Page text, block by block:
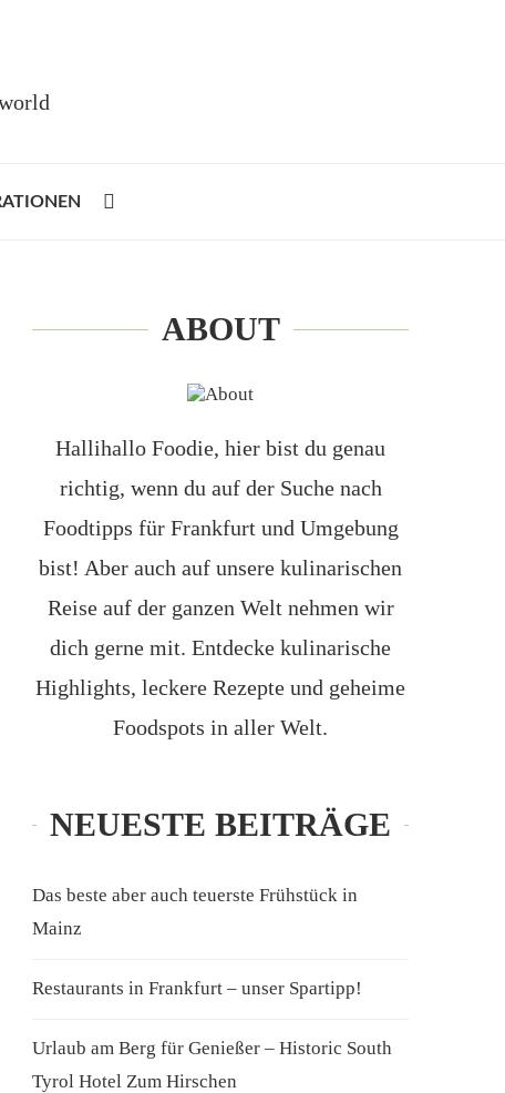
ABOUT
Hallihallo Foodie, hier bist du genau
richtig, wenn du auf der Suche nach
Foodtipps für Frankfurt und Umgebung
bist! Aber auch auf unsere kulinarischen
Reise auf der ganzen Welt nehmen wir
dich gerne mit. Entdecke kulinarische
Highlights, leckere Rezepte und geheime
Foodspots in aller Welt.
NEUESTE BEITRÄGE
Das beste aber auch teuerste Frühstück in
Mainz
Restaurants in Frankfurt – unser Spartipp!
Urlaub am Berg für Genießer – Historic South
Tyrol Hotel Zum Hirschen